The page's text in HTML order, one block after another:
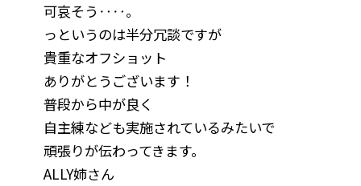
可哀そう‥‥。
っというのは半分冗談ですが
貴重なオフショット
ありがとうございます！
普段から中が良く
自主練なども実施されているみたいで
頑張りが伝わってきます。
ALLY姉さん